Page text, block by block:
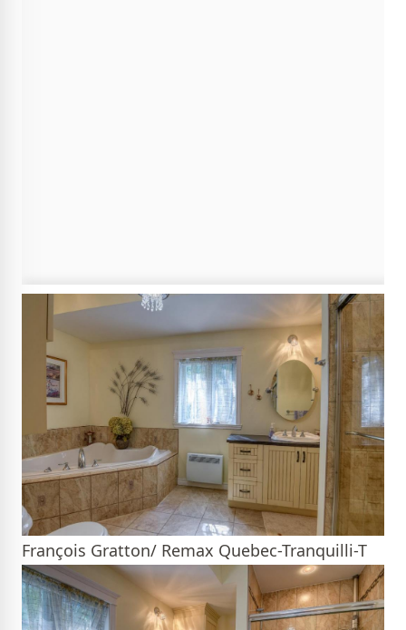
François Gratton/ Remax Quebec-Tranquilli-T